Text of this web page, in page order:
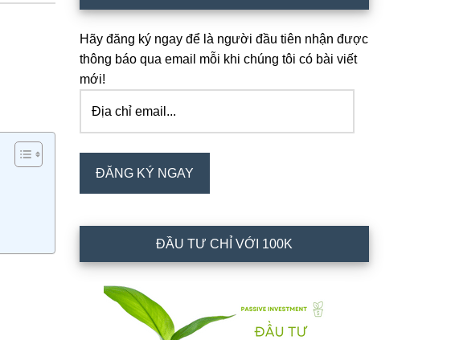
chính
Hãy đăng ký ngay để là người đầu tiên nhận được
thông báo qua email mỗi khi chúng tôi có bài viết
mới!
chỉ
ĐĂNG KÝ NGAY
ĐẦU TƯ CHỈ VỚI 100K